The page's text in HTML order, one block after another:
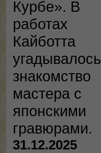
Курбе». В
работах
Кайботта
угадывалось
знакомство
мастера с
японскими
гравюрами.
31.12.2025